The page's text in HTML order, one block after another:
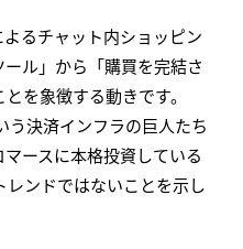
るチャット内ショッピン
ル」から「購買を完結さ
を象徴する動きです。
う決済インフラの巨人たち
ースに本格投資している
ンドではないことを示し